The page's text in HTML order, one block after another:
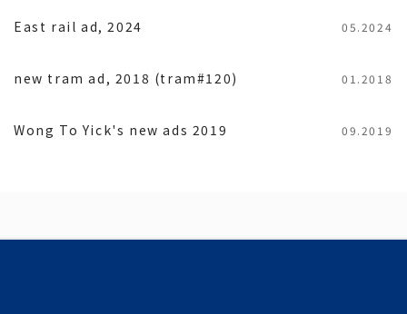
East rail ad, 2024 05.2024
new tram ad, 2018 (tram#120) 01.2018
Wong To Yick's new ads 2019 09.2019